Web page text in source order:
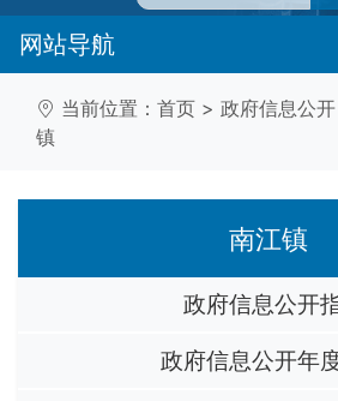
网站导航
当前位置： 首页 > 政府信息公开
镇
南江镇
政府信息公开
政府信息公开年